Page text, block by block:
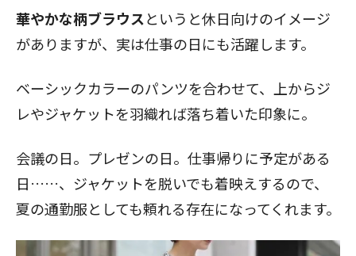
華やかな柄ブラウスというと休日向けのイメージ
がありますが、実は仕事の日にも活躍します。
ベーシックカラーのパンツを合わせて、上からジ
レやジャケットを羽織れば落ち着いた印象に。
会議の日。プレゼンの日。仕事帰りに予定がある
日……、ジャケットを脱いでも着映えするので、
夏の通勤服としても頼れる存在になってくれます。